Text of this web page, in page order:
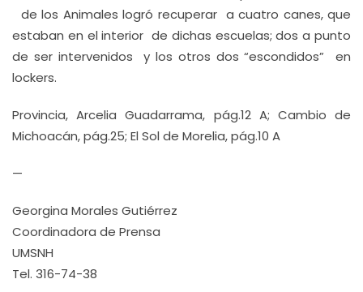
de los Animales logró recuperar a cuatro canes, que
estaban en el interior de dichas escuelas; dos a punto
de ser intervenidos y los otros dos “escondidos” en
lockers.
Provincia, Arcelia Guadarrama, pág.12 A; Cambio de
Michoacán, pág.25; El Sol de Morelia, pág.10 A
—
Georgina Morales Gutiérrez
Coordinadora de Prensa
UMSNH
Tel. 316-74-38